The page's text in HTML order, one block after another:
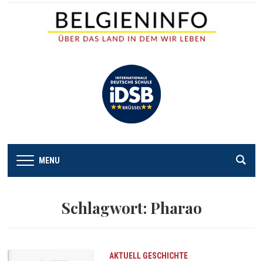
MENU
Schlagwort: Pharao
AKTUELL GESCHICHTE